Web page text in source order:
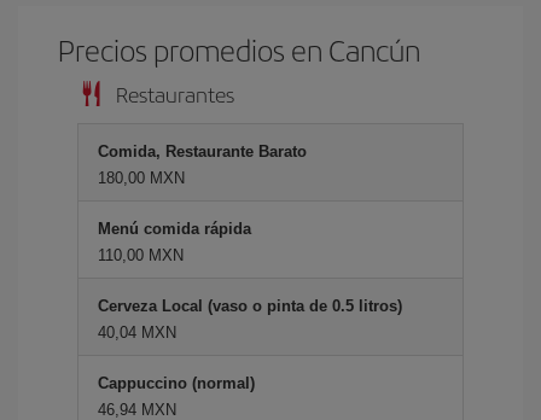
Precios promedios en Cancún
Restaurantes
Comida, Restaurante Barato
180,00 MXN
Menú comida rápida
110,00 MXN
Cerveza Local (vaso o pinta de 0.5 litros)
40,04 MXN
Cappuccino (normal)
46,94 MXN